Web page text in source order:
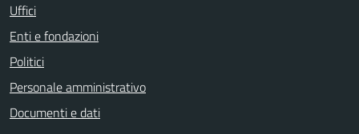
Uffici
Enti e fondazioni
Politici
Personale amministrativo
Documenti e dati